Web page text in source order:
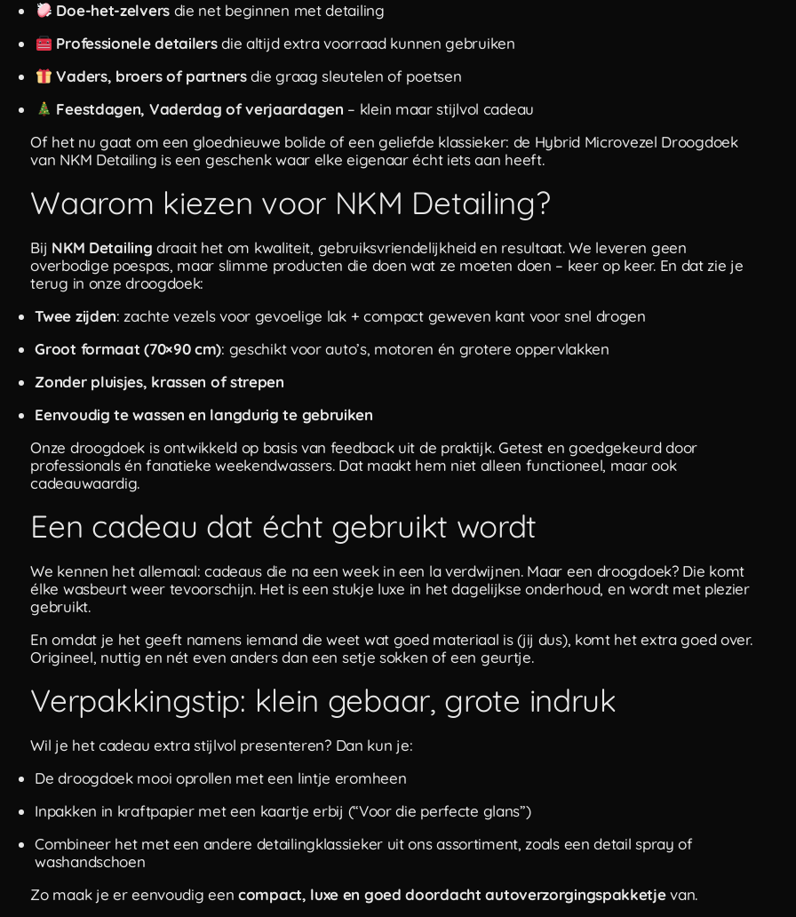
Doe-het-zelversdie net beginnen met detailing
Professionele detailersdie altijd extra voorraad kunnen gebruiken
Vaders, broers of partnersdie graag sleutelen of poetsen
Feestdagen, Vaderdag of verjaardagen – klein maar stijlvol cadeau
Of het nu gaat om een gloednieuwe bolide of een geliefde klassieker: de Hybrid Microvezel Droogdoek
van NKM Detailing is een geschenk waar elke eigenaar écht iets aan heeft.
Waarom kiezen voor NKM Detailing?
Bij NKM Detailing draait het om kwaliteit, gebruiksvriendelijkheid en resultaat. We leveren geen
overbodige poespas, maar slimme producten die doen wat ze moeten doen – keer op keer. En dat zie je
terug in onze droogdoek:
Twee zijden: zachte vezels voor gevoelige lak + compact geweven kant voor snel drogen
Groot formaat (70×90 cm): geschikt voor auto’s, motoren én grotere oppervlakken
Zonder pluisjes, krassen of strepen
Eenvoudig te wassen en langdurig te gebruiken
Onze droogdoek is ontwikkeld op basis van feedback uit de praktijk. Getest en goedgekeurd door
professionals én fanatieke weekendwassers. Dat maakt hem niet alleen functioneel, maar ook
cadeauwaardig.
Een cadeau dat écht gebruikt wordt
We kennen het allemaal: cadeaus die na een week in een la verdwijnen. Maar een droogdoek? Die komt
élke wasbeurt weer tevoorschijn. Het is een stukje luxe in het dagelijkse onderhoud, en wordt met plezier
gebruikt.
En omdat je het geeft namens iemand die weet wat goed materiaal is (jij dus), komt het extra goed over.
Origineel, nuttig en nét even anders dan een setje sokken of een geurtje.
Verpakkingstip: klein gebaar, grote indruk
Wil je het cadeau extra stijlvol presenteren? Dan kun je:
De droogdoek mooi oprollen met een lintje eromheen
Inpakken in kraftpapier met een kaartje erbij (“Voor die perfecte glans”)
Combineer het met een andere detailingklassieker uit ons assortiment, zoals een detail spray of
washandschoen
Zo maak je er eenvoudig een compact, luxe en goed doordacht autoverzorgingspakketjevan.